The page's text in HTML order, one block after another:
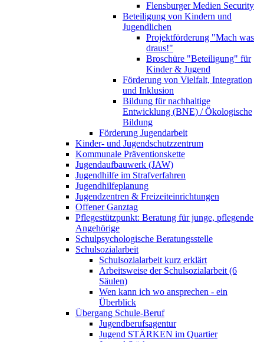
Flensburger Medien Security
Beteiligung von Kindern und
Jugendlichen
Projektförderung "Mach was
draus!"
Broschüre "Beteiligung" für
Kinder & Jugend
Förderung von Vielfalt, Integration
und Inklusion
Bildung für nachhaltige
Entwicklung (BNE) / Ökologische
Bildung
Förderung Jugendarbeit
Kinder- und Jugendschutzzentrum
Kommunale Präventionskette
Jugendaufbauwerk (JAW)
Jugendhilfe im Strafverfahren
Jugendhilfeplanung
Jugendzentren & Freizeiteinrichtungen
Offener Ganztag
Pflegestützpunkt: Beratung für junge, pflegende
Angehörige
Schulpsychologische Beratungsstelle
Schulsozialarbeit
Schulsozialarbeit kurz erklärt
Arbeitsweise der Schulsozialarbeit (6
Säulen)
Wen kann ich wo ansprechen - ein
Überblick
Übergang Schule-Beruf
Jugendberufsagentur
Jugend STÄRKEN im Quartier